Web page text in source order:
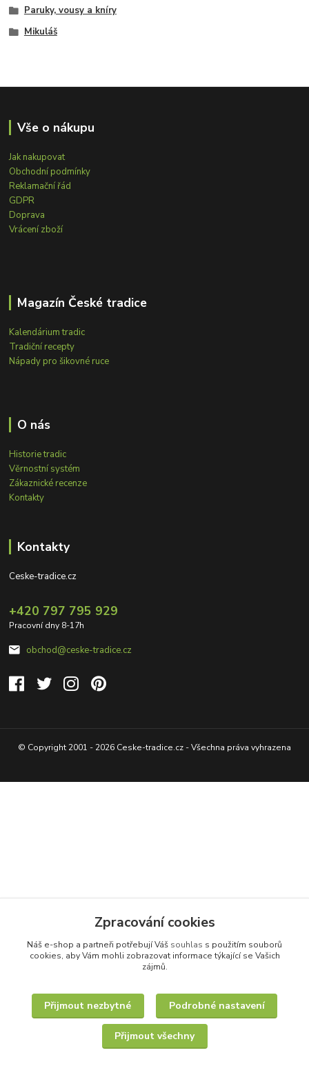
Paruky, vousy a kníry
Mikuláš
Vše o nákupu
Jak nakupovat
Obchodní podmínky
Reklamační řád
GDPR
Doprava
Vrácení zboží
Magazín České tradice
Kalendárium tradic
Tradiční recepty
Nápady pro šikovné ruce
O nás
Historie tradic
Věrnostní systém
Zákaznické recenze
Kontakty
Kontakty
Ceske-tradice.cz
+420 797 795 929
Pracovní dny 8-17h
obchod@ceske-tradice.cz
© Copyright 2001 - 2026 Ceske-tradice.cz - Všechna práva vyhrazena
Zpracování cookies
Náš e-shop a partneři potřebují Váš souhlas s použitím souborů
cookies, aby Vám mohli zobrazovat informace týkající se Vašich
zájmů.
Přijmout nezbytné Podrobné nastavení
Přijmout všechny